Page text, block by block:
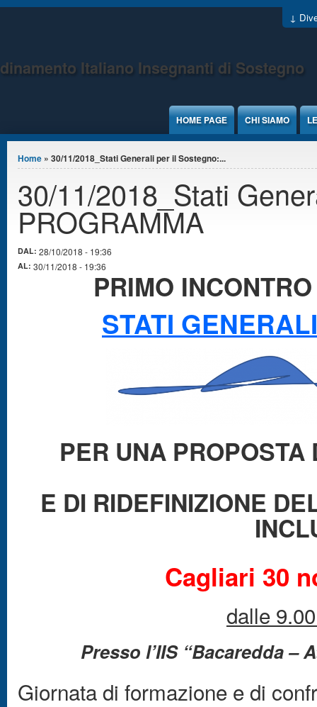
Jump to Content
↓
Italiano Insegnanti di Sostegno
HOME PAGE CHI SIAMO
Tu sei qui
Home » 30/11/2018_Stati Generali per il Sostegno:...
30/11/2018_Stati
PROGRAMMA
DAL: 28/10/2018 - 19:36
AL: 30/11/2018 - 19:36
PRIMO
STATI
PER UNA
E DI RIDEFINIZIONE
Cagliari 30
dalle
Presso l’IIS “Bacaredda
Giornata di formazione e di